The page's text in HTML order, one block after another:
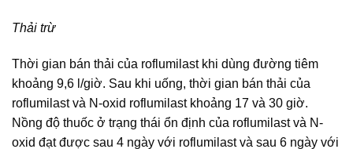
Thải trừ
Thời gian bán thải của roflumilast khi dùng đường tiêm
khoảng 9,6 l/giờ. Sau khi uống, thời gian bán thải của
roflumilast và N-oxid roflumilast khoảng 17 và 30 giờ.
Nồng độ thuốc ở trạng thái ổn định của roflumilast và N-
oxid đạt được sau 4 ngày với roflumilast và sau 6 ngày với